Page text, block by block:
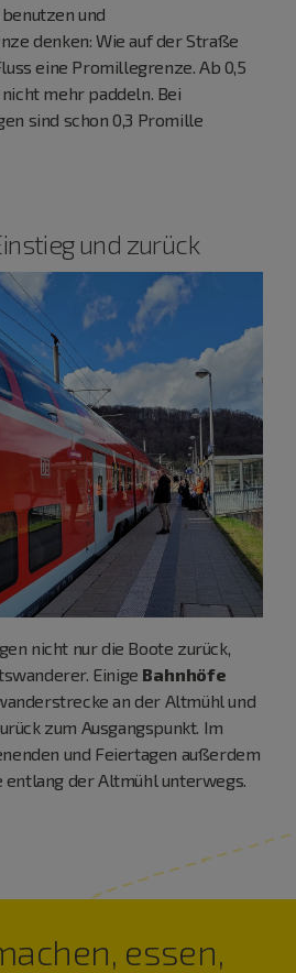
und
denken: Wie auf der Straße
eine Promillegrenze. Ab 0,5
mehr paddeln. Bei
sind schon 0,3 Promille
und zurück
nicht nur die Boote zurück,
Einige Bahnhöfe
an der Altmühl und
zum Ausgangspunkt. Im
und Feiertagen außerdem
der Altmühl unterwegs.
essen,